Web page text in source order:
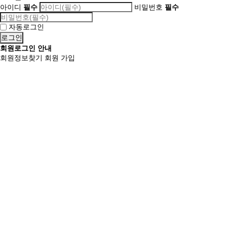
아이디 필수 비밀번호 필수
자동로그인
회원로그인 안내
회원정보찾기 회원 가입